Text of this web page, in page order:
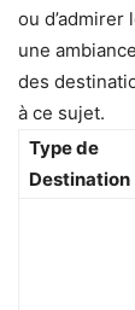
ou
une
des
à ce sujet.
Type de
Destination